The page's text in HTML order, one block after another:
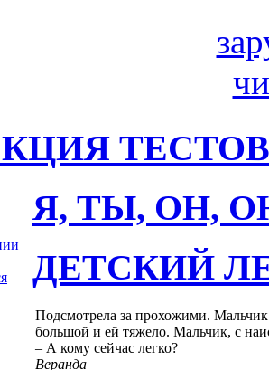
ТЕСТОВ
Я, ТЫ, ОН,
ДЕТСКИЙ
Подсмотрела за прохожими. Мальчик
большой и ей тяжело. Мальчик, с
– А кому сейчас легко?
Веранда